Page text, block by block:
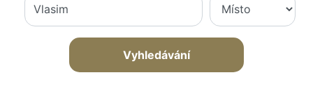
Vyhledávání